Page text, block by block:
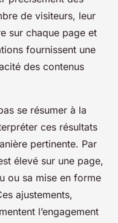
de visiteurs, leur
sur chaque page et
fournissent une
des contenus
se résumer à la
ces résultats
pertinente. Par
élevé sur une page,
ou sa mise en forme
ajustements,
l’engagement